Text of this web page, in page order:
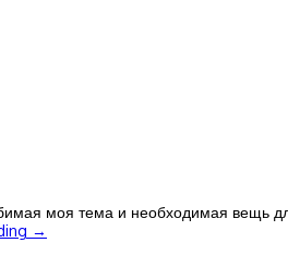
моя тема и необходимая вещь
→